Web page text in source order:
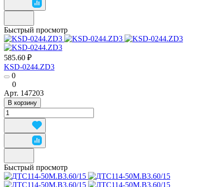
Быстрый просмотр
585.60 ₽
KSD-0244.ZD3
0
0
Арт. 147203
В корзину
Быстрый просмотр